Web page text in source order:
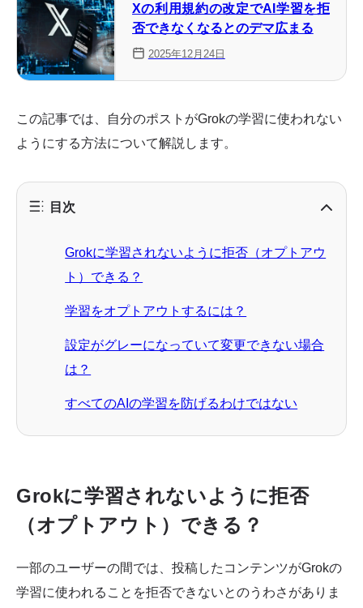
Xの利用規約の改定でAI学習を拒
否できなくなるとのデマ広まる
2025年12月24日
この記事では、自分のポストがGrokの学習に使われない
ようにする方法について解説します。
目次
Grokに学習されないように拒否（オプトアウ
ト）できる？
学習をオプトアウトするには？
設定がグレーになっていて変更できない場合
は？
すべてのAIの学習を防げるわけではない
Grokに学習されないように拒否
（オプトアウト）できる？
一部のユーザーの間では、投稿したコンテンツがGrokの
学習に使われることを拒否できないとのうわさがありま